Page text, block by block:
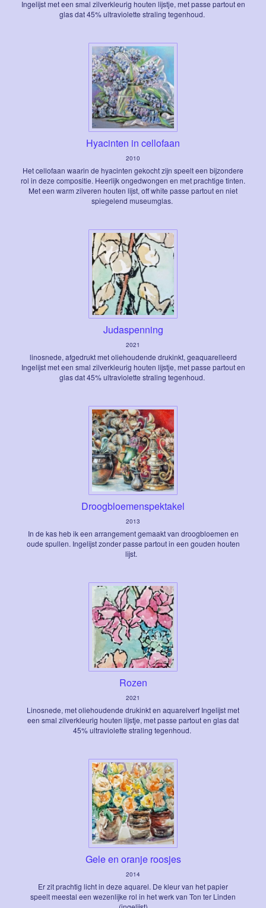
Ingelijst met een smal zilverkleurig houten lijstje, met passe partout en
glas dat 45% ultraviolette straling tegenhoud.
Hyacinten in cellofaan
2010
Het cellofaan waarin de hyacinten gekocht zijn speelt een bijzondere
rol in deze compositie. Heerlijk ongedwongen en met prachtige tinten.
Met een warm zilveren houten lijst, off white passe partout en niet
spiegelend museumglas.
Judaspenning
2021
linosnede, afgedrukt met oliehoudende drukinkt, geaquarelleerd
Ingelijst met een smal zilverkleurig houten lijstje, met passe partout en
glas dat 45% ultraviolette straling tegenhoud.
Droogbloemenspektakel
2013
In de kas heb ik een arrangement gemaakt van droogbloemen en
oude spullen. Ingelijst zonder passe partout in een gouden houten
lijst.
Rozen
2021
Linosnede, met oliehoudende drukinkt en aquarelverf Ingelijst met
een smal zilverkleurig houten lijstje, met passe partout en glas dat
45% ultraviolette straling tegenhoud.
Gele en oranje roosjes
2014
Er zit prachtig licht in deze aquarel. De kleur van het papier
speelt meestal een wezenlijke rol in het werk van Ton ter Linden